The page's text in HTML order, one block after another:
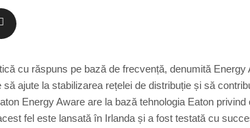
cu răspuns pe bază de frecvență, denumită
ajute la stabilizarea rețelei de distribuție și să
Energy Aware are la bază tehnologia Eaton
fel este lansată în Irlanda și a fost testată cu